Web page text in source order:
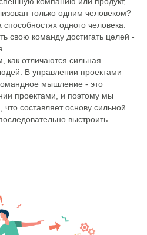
только одним человеком?
одного человека.
свою команду достигать целей -
отличаются сильная
В управлении проектами
мышление - это
проектами, и поэтому мы
составляет основу сильной
выстроить